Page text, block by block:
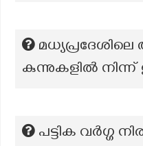
കുന്നുകളിൽ നിന്ന്
പട്ടിക വർഗ്ഗ